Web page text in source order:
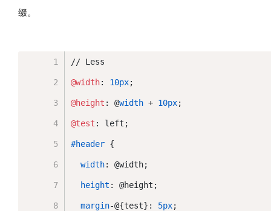
缀。
// Less
@width: 10px;
@height : @width + 10px;
@test : left;
#header {
width: @width;
height : @height;
margin-@{test}: 5px;